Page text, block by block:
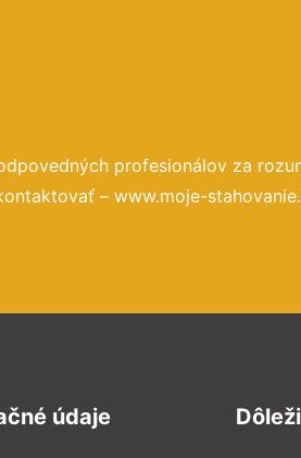
profesionálov za
– www.moje-
údaje